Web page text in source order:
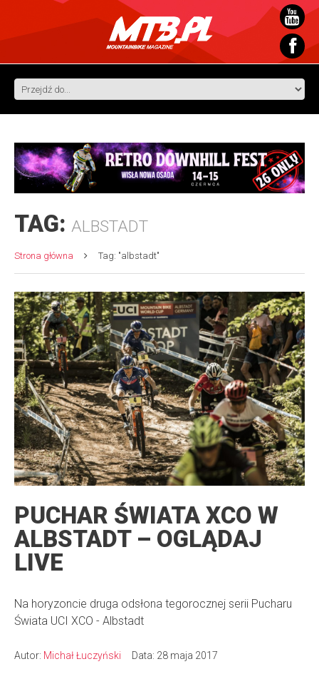
TAG: ALBSTADT
Strona główna Tag: "albstadt"
PUCHAR ŚWIATA XCO W
ALBSTADT – OGLĄDAJ
LIVE
Na horyzoncie druga odsłona tegorocznej serii Pucharu
Świata UCI XCO - Albstadt
Autor: Michał Łuczyński Data: 28 maja 2017